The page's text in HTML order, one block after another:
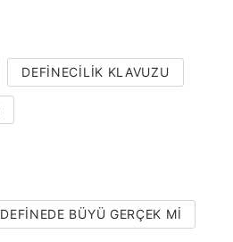
DEFINECILIK KLAVUZU
DEFINEDE BÜYÜ GERÇEK MI